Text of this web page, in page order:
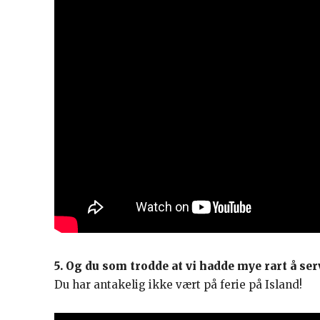
5. Og du som trodde at vi hadde mye rart å
Du har antakelig ikke vært på ferie på Island!